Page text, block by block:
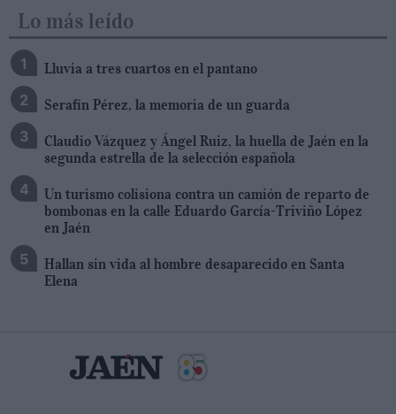
Lo más leído
Lluvia a tres cuartos en el pantano
Serafín Pérez, la memoria de un guarda
Claudio Vázquez y Ángel Ruiz, la huella de Jaén en la
segunda estrella de la selección española
Un turismo colisiona contra un camión de reparto de
bombonas en la calle Eduardo García-Triviño López
en Jaén
Hallan sin vida al hombre desaparecido en Santa
Elena